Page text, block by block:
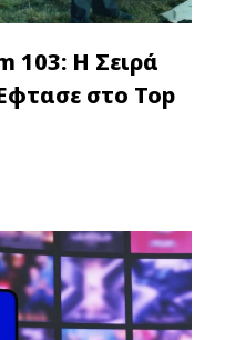
103: Η Σειρά
στο Top